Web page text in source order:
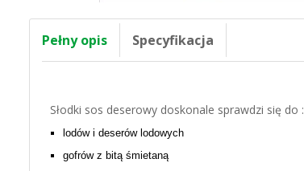
Pełny opis Specyfikacja
Słodki sos deserowy doskonale sprawdzi się do :
lodów i deserów lodowych
gofrów z bitą śmietaną